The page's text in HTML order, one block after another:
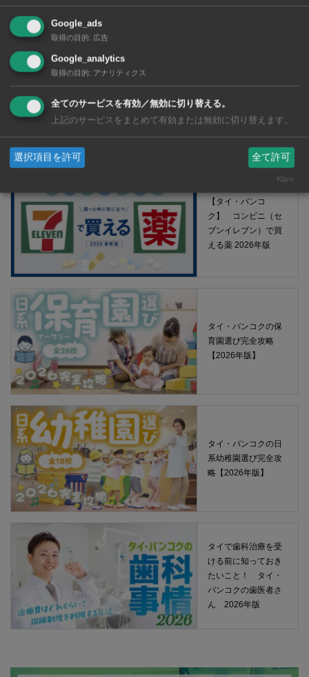
【タイ・バンコク】 マルシェトンロー内の「TOPS」で買える薬
【タイ・バンコ
ク】 コンビニ（セ
ブンイレブン）で買
える薬 2026年版
タイ・バンコクの保
育園選び完全攻略
【2026年版】
タイ・バンコクの日
系幼稚園選び完全攻
略【2026年版】
タイで歯科治療を受
ける前に知っておき
たいこと！ タイ・
バンコクの歯医者さ
ん 2026年版
Google_ads
取得の目的: 広告
Google_analytics
取得の目的: アナリティクス
全てのサービスを有効／無効に切り替える。
上記のサービスをまとめて有効または無効に切り替えます。
選択項目を許可 全て許可
Klaro